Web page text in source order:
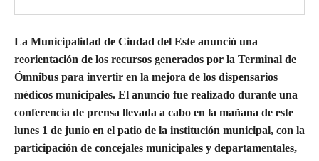
La Municipalidad de Ciudad del Este anunció una
reorientación de los recursos generados por la Terminal de
Ómnibus para invertir en la mejora de los dispensarios
médicos municipales. El anuncio fue realizado durante una
conferencia de prensa llevada a cabo en la mañana de este
lunes 1 de junio en el patio de la institución municipal, con la
participación de concejales municipales y departamentales,